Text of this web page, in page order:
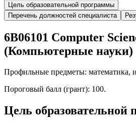
Цель образовательной программы
Перечень должностей специалиста
6B06101 Computer
(Компьютерные науки)
Профильные предметы: математика,
Пороговый балл (грант): 100.
Цель образовательной